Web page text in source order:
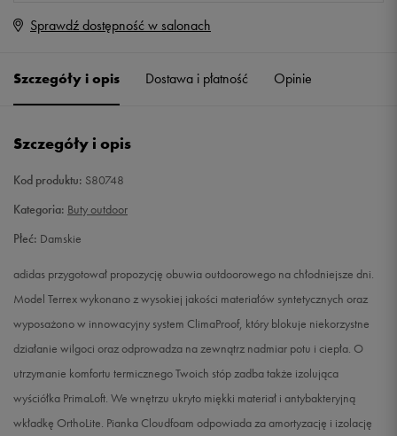
Rozmiary EU
36 2/3
38 2/3 24 cm
40 25 cm Powiadom o dostępności
40 2/3
Powiadom o dostępności
Sprawdź dostępność w salonach
Szczegóły i opis Dostawa i płatność Opinie
Szczegóły i opis
Kod produktu: S80748
Kategoria: Buty outdoor
Płeć: Damskie
adidas przygotował propozycję obuwia outdoorowego na chłodniejsze dni.
Model Terrex wykonano z wysokiej jakości materiałów syntetycznych oraz
wyposażono w innowacyjny system ClimaProof, który blokuje niekorzystne
działanie wilgoci oraz odprowadza na zewnątrz nadmiar potu i ciepła. O
utrzymanie komfortu termicznego Twoich stóp zadba także izolująca
wyściółka PrimaLoft. We wnętrzu ukryto miękki materiał i antybakteryjną
wkładkę OrthoLite. Pianka Cloudfoam odpowiada za amortyzację i izolację